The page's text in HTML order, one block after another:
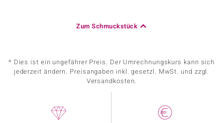
Zum Schmuckstück
* Dies ist ein ungefährer Preis. Der Umrechnungskurs kann sich
jederzeit ändern. Preisangaben inkl. gesetzl. MwSt. und zzgl.
Versandkosten.